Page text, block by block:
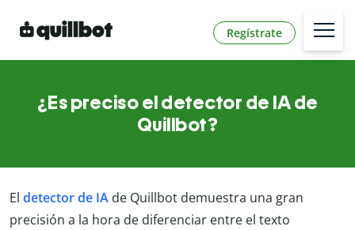
Regístrate
¿Es preciso el detector de IA de
Quillbot?
El detector de IA de Quillbot demuestra una gran
precisión a la hora de diferenciar entre el texto